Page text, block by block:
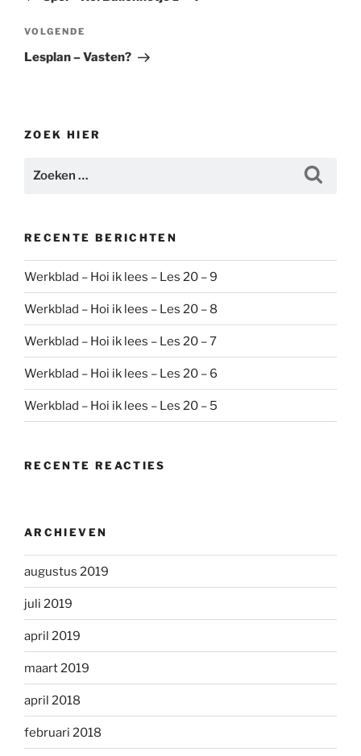
Volgend
bericht
VOLGENDE
Lesplan – Vasten?
ZOEK HIER
RECENTE BERICHTEN
Werkblad – Hoi ik lees – Les 20 – 9
Werkblad – Hoi ik lees – Les 20 – 8
Werkblad – Hoi ik lees – Les 20 – 7
Werkblad – Hoi ik lees – Les 20 – 6
Werkblad – Hoi ik lees – Les 20 – 5
RECENTE REACTIES
ARCHIEVEN
augustus 2019
juli 2019
april 2019
maart 2019
april 2018
februari 2018